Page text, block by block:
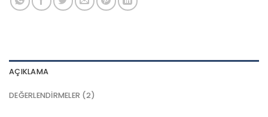
AÇIKLAMA
DEĞERLENDIRMELER (2)